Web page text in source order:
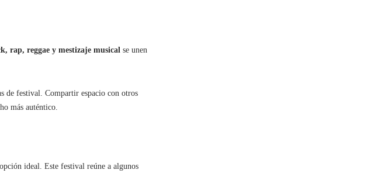
rap, reggae y mestizaje musical se unen
de festival. Compartir espacio con otros
más auténtico.
ideal. Este festival reúne a algunos